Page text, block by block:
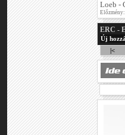
Loeb -
ERC -
Új
|<